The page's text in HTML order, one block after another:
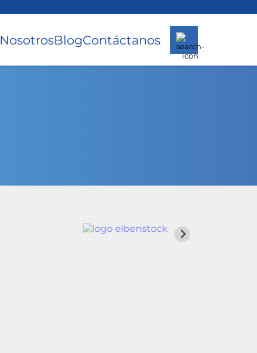
NosotrosBlogContáctanos